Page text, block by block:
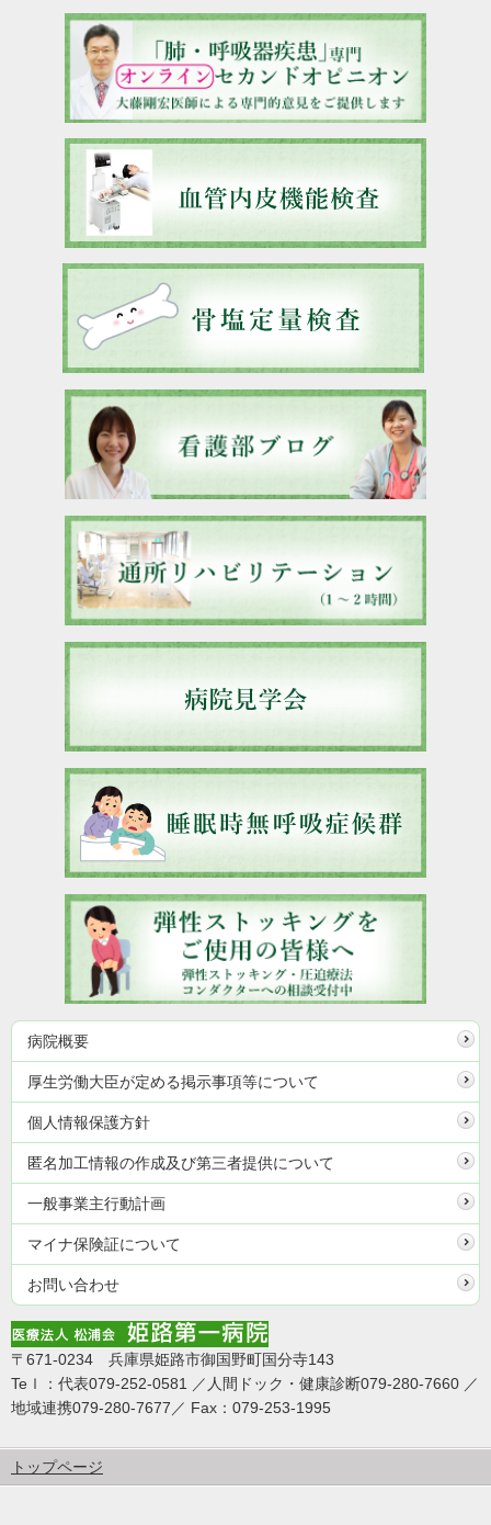
病院概要
厚生労働大臣が定める掲示事項等について
個人情報保護方針
匿名加工情報の作成及び第三者提供について
一般事業主行動計画
マイナ保険証について
お問い合わせ
〒671-0234 兵庫県姫路市御国野町国分寺143
Teｌ：代表079-252-0581 ／人間ドック・健康診断079-280-7660 ／
地域連携079-280-7677／ Fax：079-253-1995
トップページ